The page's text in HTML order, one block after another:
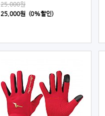
25,000원
25,000원 (0%할인)